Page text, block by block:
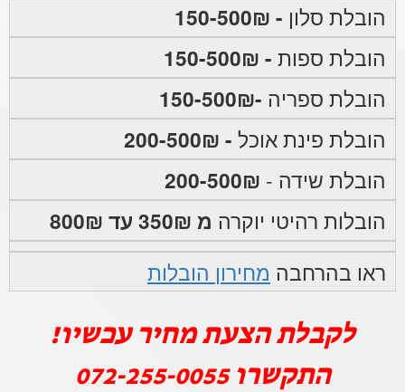
הובלת סלון - 150-500₪
הובלת ספות - 150-500₪
הובלת ספריה -150-500₪
הובלת פינת אוכל - 200-500₪
הובלת שידה - 200-500₪
הובלות רהיטי יוקרה מ 350₪ עד 800₪
ראו בהרחבה מחירון הובלות
לקבלת הצעת מחיר עכשיו!
התקשרו072-255-0055